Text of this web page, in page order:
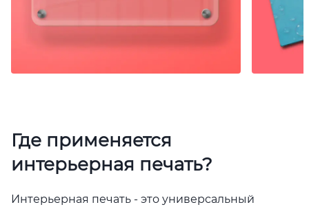
Где применяется
интерьерная печать?
Интерьерная печать - это универсальный